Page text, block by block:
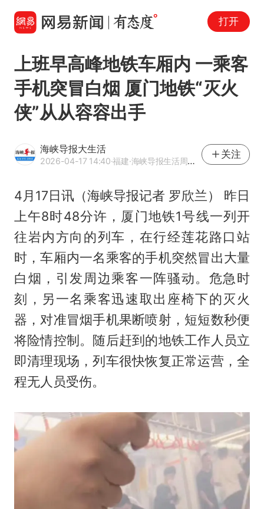
打开
上班早高峰地铁车厢内 一乘客
手机突冒白烟 厦门地铁“灭火
侠”从从容容出手
海峡导报大生活
2026-04-17 14:40·福建·海峡导报生活周刊官方网易号
关注
4月17日讯（海峡导报记者 罗欣兰） 昨日
上午8时48分许，厦门地铁1号线一列开
往岩内方向的列车，在行经莲花路口站
时，车厢内一名乘客的手机突然冒出大量
白烟，引发周边乘客一阵骚动。危急时
刻，另一名乘客迅速取出座椅下的灭火
器，对准冒烟手机果断喷射，短短数秒便
将险情控制。随后赶到的地铁工作人员立
即清理现场，列车很快恢复正常运营，全
程无人员受伤。